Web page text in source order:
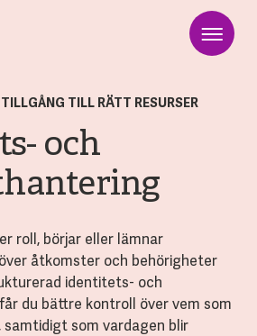
TILL RÄTT RESURSER
och
roll, börjar eller lämnar
åtkomster och behörigheter
identitets- och
du bättre kontroll över vem som
som vardagen blir